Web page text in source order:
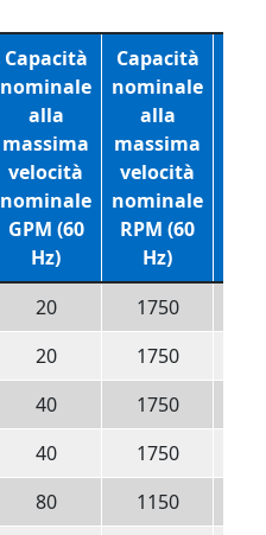
Capacità
nominale
alla
massima
velocità
nominale
GPM (60
Hz)
Capacità
nominale
alla
massima
velocità
nominale
RPM (60
Hz)
20 1750
20 1750
40 1750
40 1750
80 1150